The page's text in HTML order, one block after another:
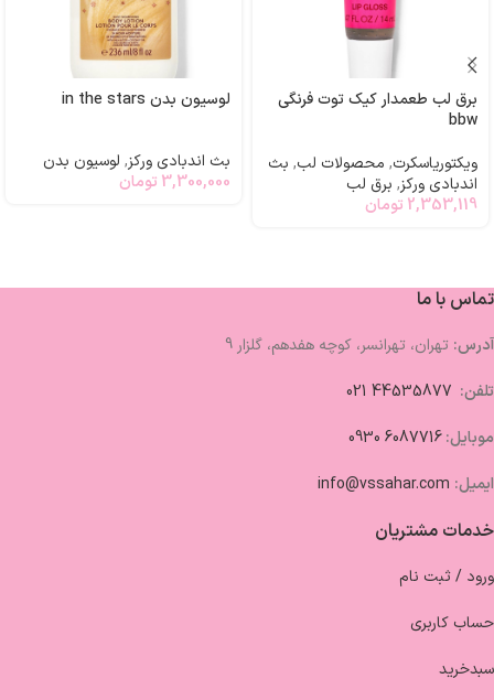
برق لب طعمدار کیک توت فرنگی
bbw
ویکتوریاسکرت, محصولات لب, بث
اندبادی ورکز, برق لب
2,353,119 تومان
لوسیون بدن in the stars
بث اندبادی ورکز, لوسیون بدن
3,300,000 تومان
تماس با ما
آدرس: تهران، تهرانسر، کوچه هفدهم، گلزار 9
تلفن:
موبایل:6087716 0930
ایمیل: info@vssahar.com
خدمات مشتریان
ورود / ثبت نام
حساب کاربری
سبدخرید